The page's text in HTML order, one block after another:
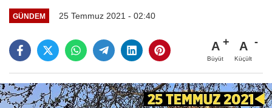
GÜNDEM 25 Temmuz 2021 - 02:40
A
Büyüt
A
Küçült